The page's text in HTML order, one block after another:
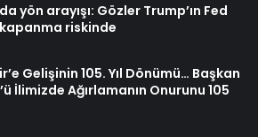
yön arayışı: Gözler Trump’ın Fed
riskinde
Gelişinin 105. Yıl Dönümü… Başkan
İlimizde Ağırlamanın Onurunu 105